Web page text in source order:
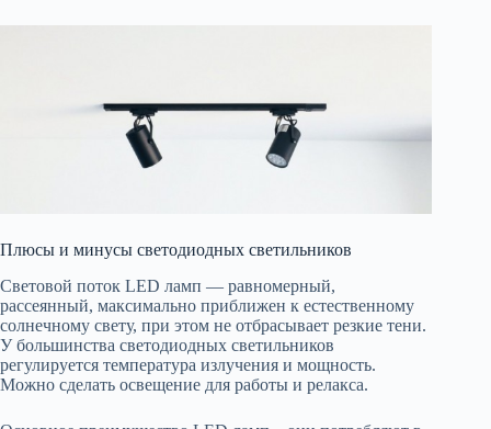
Плюсы и минусы светодиодных светильников
Световой поток LED ламп — равномерный,
рассеянный, максимально приближен к естественному
солнечному свету, при этом не отбрасывает резкие тени.
У большинства светодиодных светильников
регулируется температура излучения и мощность.
Можно сделать освещение для работы и релакса.